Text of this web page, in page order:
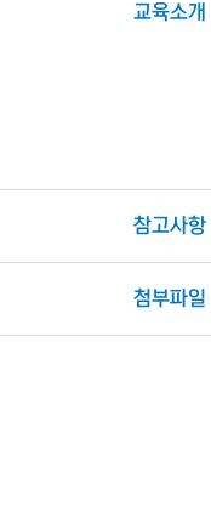
교육소개
참고사항
첨부파일